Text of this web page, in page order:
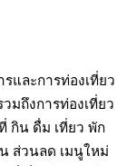
และการท่องเที่ยว
มถึงการท่องเที่ยว
กิน ดื่ม เที่ยว พัก
ส่วนลด เมนูใหม่